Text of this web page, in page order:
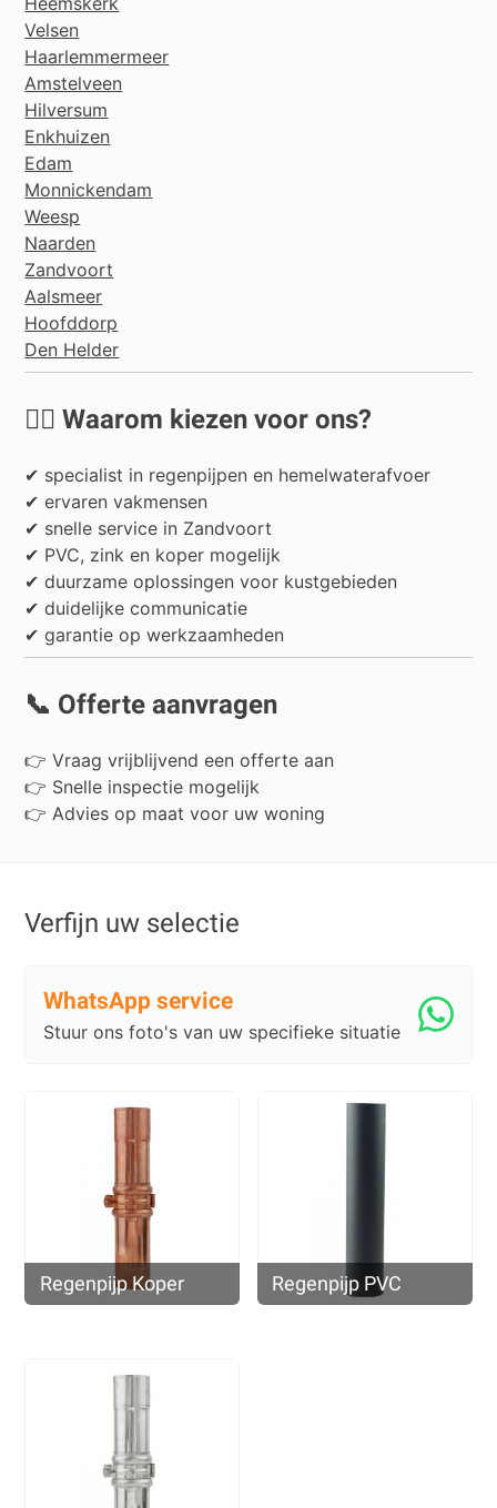
Velsen
Haarlemmermeer
Amstelveen
Hilversum
Enkhuizen
Edam
Monnickendam
Weesp
Naarden
Zandvoort
Aalsmeer
Hoofddorp
Den Helder
👷‍♂️ Waarom kiezen voor ons?
✔ specialist in regenpijpen en hemelwaterafvoer
✔ ervaren vakmensen
✔ snelle service in Zandvoort
✔ PVC, zink en koper mogelijk
✔ duurzame oplossingen voor kustgebieden
✔ duidelijke communicatie
✔ garantie op werkzaamheden
📞 Offerte aanvragen
👉 Vraag vrijblijvend een offerte aan
👉 Snelle inspectie mogelijk
👉 Advies op maat voor uw woning
Verfijn uw selectie
WhatsApp service
Stuur ons foto's van uw specifieke situatie
Regenpijp Koper Regenpijp PVC